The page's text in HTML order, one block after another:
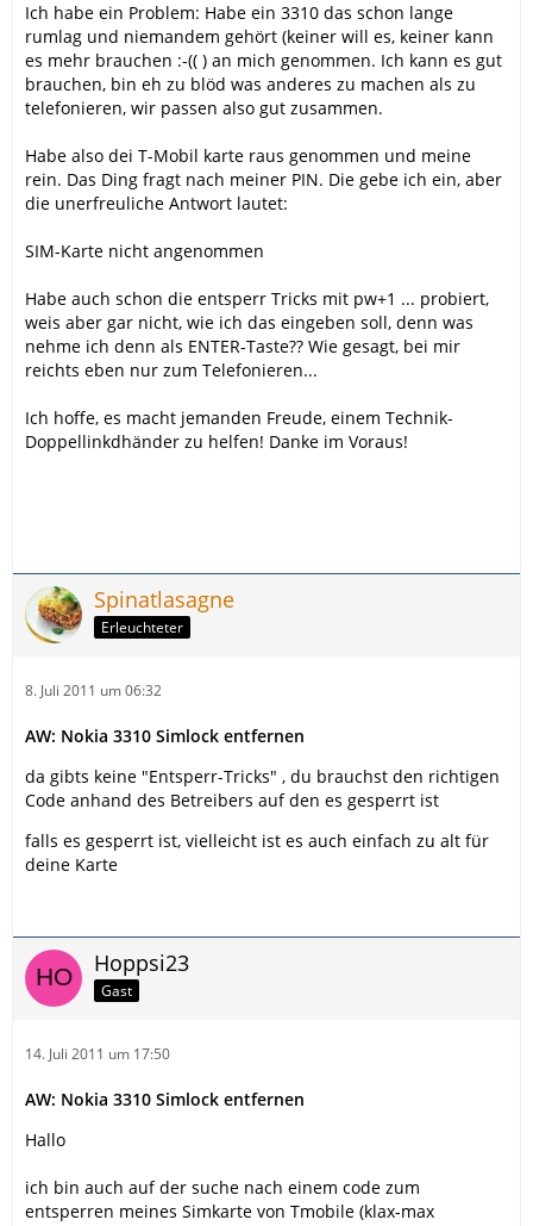
Ich habe ein Problem: Habe ein 3310 das schon lange
rumlag und niemandem gehört (keiner will es, keiner kann
es mehr brauchen :-(( ) an mich genommen. Ich kann es gut
brauchen, bin eh zu blöd was anderes zu machen als zu
telefonieren, wir passen also gut zusammen.
Habe also dei T-Mobil karte raus genommen und meine
rein. Das Ding fragt nach meiner PIN. Die gebe ich ein, aber
die unerfreuliche Antwort lautet:
SIM-Karte nicht angenommen
Habe auch schon die entsperr Tricks mit pw+1 ... probiert,
weis aber gar nicht, wie ich das eingeben soll, denn was
nehme ich denn als ENTER-Taste?? Wie gesagt, bei mir
reichts eben nur zum Telefonieren...
Ich hoffe, es macht jemanden Freude, einem Technik-
Doppellinkdhänder zu helfen! Danke im Voraus!
Spinatlasagne
Erleuchteter
8. Juli 2011 um 06:32
AW: Nokia 3310 Simlock entfernen
da gibts keine "Entsperr-Tricks" , du brauchst den richtigen
Code anhand des Betreibers auf den es gesperrt ist
falls es gesperrt ist, vielleicht ist es auch einfach zu alt für
deine Karte
Hoppsi23
Gast
14. Juli 2011 um 17:50
AW: Nokia 3310 Simlock entfernen
Hallo
ich bin auch auf der suche nach einem code zum
entsperren meines Simkarte von Tmobile (klax-max